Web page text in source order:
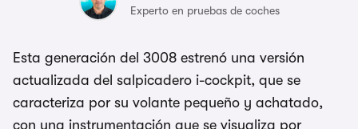
Experto en pruebas de coches
Esta generación del 3008 estrenó una versión
actualizada del salpicadero i-cockpit, que se
caracteriza por su volante pequeño y achatado,
con una instrumentación que se visualiza por